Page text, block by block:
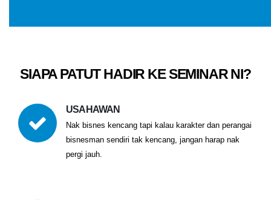
SIAPA PATUT HADIR KE SEMINAR NI?
USAHAWAN
Nak bisnes kencang tapi kalau karakter dan perangai
bisnesman sendiri tak kencang, jangan harap nak
pergi jauh.